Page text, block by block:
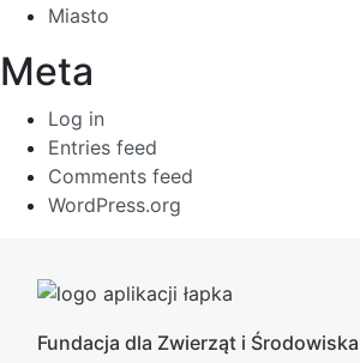
Miasto
Meta
Log in
Entries feed
Comments feed
WordPress.org
Fundacja dla Zwierząt i